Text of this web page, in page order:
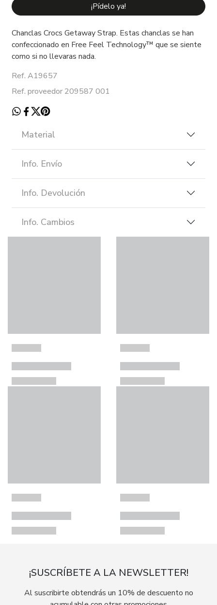
¡Pídelo ya!
Chanclas Crocs Getaway Strap. Estas chanclas se han
confeccionado en Free Feel Technology™ que se siente
como si no llevaras nada.
Ref. A19657
Ref. proveedor 209587 001
Material
Info. Envío
Info. Devolución
Info. Cambios
¡SUSCRÍBETE A LA NEWSLETTER!
Al suscribirte obtendrás un 10% de descuento no